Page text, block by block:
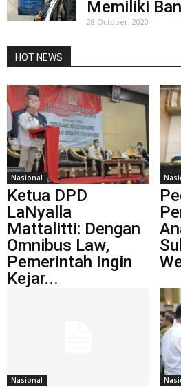
Memiliki
28 October, 2020
HOT NEWS
Nasional
Ketua DPD
LaNyalla
Mattalitti: Dengan
Omnibus Law,
Pemerintah Ingin
Kejar...
Nasional